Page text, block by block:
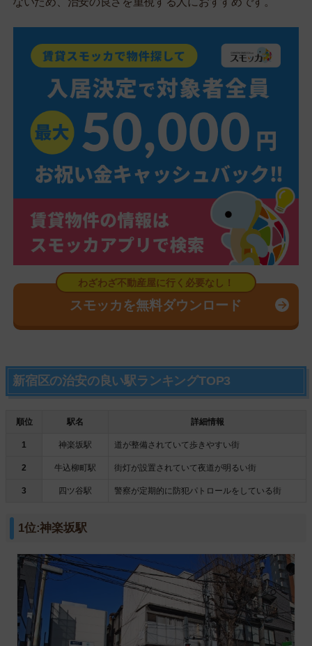
スモッカを無料ダウンロード
新宿区の治安の良い駅ランキングTOP3
順位 駅名 詳細情報
1 神楽坂駅 道が整備されていて歩きやすい街
2 牛込柳町駅 街灯が設置されていて夜道が明るい街
3 四ツ谷駅 警察が定期的に防犯パトロールをしている街
1位:神楽坂駅